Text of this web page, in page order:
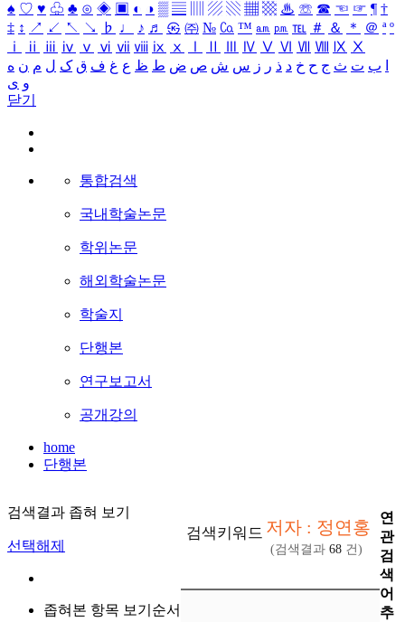
♠ ♡ ♥ ♧ ♣ ⊙ ◈ ▣ ◐ ◑ ▒ ▤ ▨ ▧ ▦ ▩ ♨ ☏ ☎ ☜ ☞ ¶ †
‡ ↕ ↗ ↙ ↖ ↘ ♭ ♩ ♪ ♬ ㉿ ㈜ № ㏇ ™ ㏂ ㏘ ℡ ＃ ＆ ＊ ＠ ª º
ⅰ
ⅱ ⅲ ⅳ ⅴ ⅵ ⅶ ⅷ ⅸ ⅹ Ⅳ Ⅴ Ⅵ Ⅶ Ⅷ Ⅸ Ⅹ
ب ت ث ج ح خ د ذ ر ز س ش ص ض ط ظ ع غ ف ق ک ل م ن ه
و ی
닫기
통합검색
국내학술논문
학위논문
해외학술논문
학술지
단행본
연구보고서
공개강의
home
단행본
검색결과 좁혀 보기
선택해제
좁혀본 항목 보기순서
검색키워드 저자 : 정연홍
(검색결과 68 건)
연
관
검
색
어
추